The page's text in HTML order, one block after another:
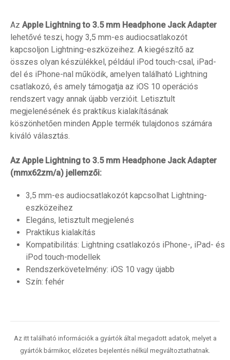
Az Apple Lightning to 3.5 mm Headphone Jack Adapter
lehetővé teszi, hogy 3,5 mm-es audiocsatlakozót
kapcsoljon Lightning-eszközeihez. A kiegészítő az
összes olyan készülékkel, például iPod touch-csal, iPad-
del és iPhone-nal működik, amelyen található Lightning
csatlakozó, és amely támogatja az iOS 10 operációs
rendszert vagy annak újabb verzióit. Letisztult
megjelenésének és praktikus kialakításának
köszönhetően minden Apple termék tulajdonos számára
kiváló választás.
Az Apple Lightning to 3.5 mm Headphone Jack Adapter
(mmx62zm/a) jellemzői:
3,5 mm-es audiocsatlakozót kapcsolhat Lightning-
eszközeihez
Elegáns, letisztult megjelenés
Praktikus kialakítás
Kompatibilitás: Lightning csatlakozós iPhone-, iPad- és
iPod touch-modellek
Rendszerkövetelmény: iOS 10 vagy újabb
Szín: fehér
Az itt található információk a gyártók által megadott adatok, melyet a
gyártók bármikor, előzetes bejelentés nélkül megváltoztathatnak.